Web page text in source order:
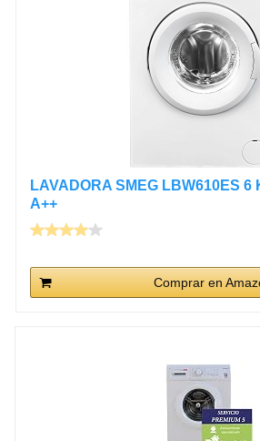
LAVADORA SMEG LBW610ES 6
A++
Comprar en